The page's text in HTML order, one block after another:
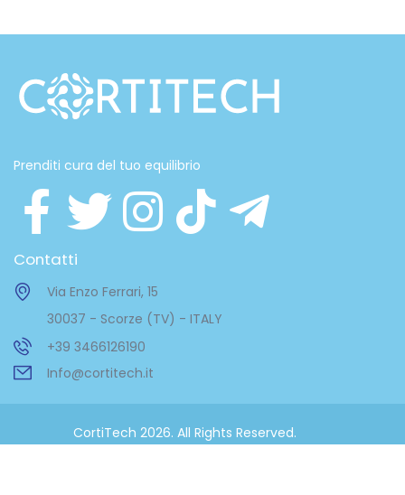
Prenditi cura del tuo equilibrio
Contatti
Via Enzo Ferrari, 15
30037 - Scorze (TV) - ITALY
+39 3466126190
Info@cortitech.it
CortiTech 2026. All Rights Reserved.